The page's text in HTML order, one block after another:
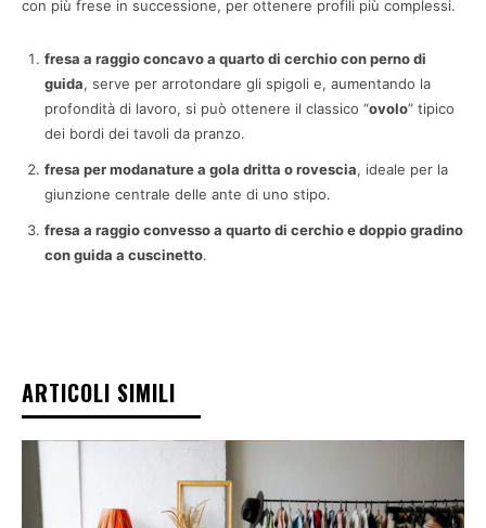
con più frese in successione, per ottenere profili più complessi.
fresa a raggio concavo a quarto di cerchio con perno di
guida, serve per arrotondare gli spigoli e, aumentando la
profondità di lavoro, si può ottenere il classico “ovolo” tipico
dei bordi dei tavoli da pranzo.
fresa per modanature a gola dritta o rovescia, ideale per la
giunzione centrale delle ante di uno stipo.
fresa a raggio convesso a quarto di cerchio e doppio gradino
con guida a cuscinetto.
ARTICOLI SIMILI